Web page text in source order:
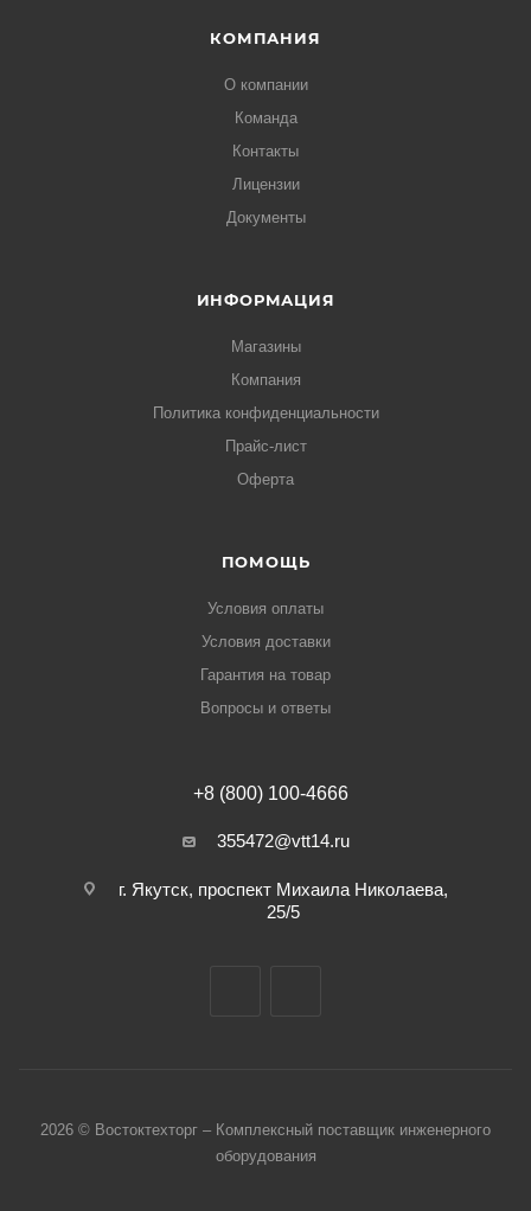
КОМПАНИЯ
О компании
Команда
Контакты
Лицензии
Документы
ИНФОРМАЦИЯ
Магазины
Компания
Политика конфиденциальности
Прайс-лист
Оферта
ПОМОЩЬ
Условия оплаты
Условия доставки
Гарантия на товар
Вопросы и ответы
+8 (800) 100-4666
355472@vtt14.ru
г. Якутск, проспект Михаила Николаева,
25/5
2026 © Востоктехторг – Комплексный поставщик инженерного
оборудования